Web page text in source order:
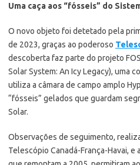
Uma caça aos “fósseis” do
O novo objeto foi detetado pela
de 2023, graças ao poderoso
descoberta faz parte do projeto
Solar System: An Icy Legacy), uma
utiliza a câmara de campo amplo
“fósseis” gelados que guardam
Solar.
Observações de seguimento,
Telescópio Canadá-França-Havai, e